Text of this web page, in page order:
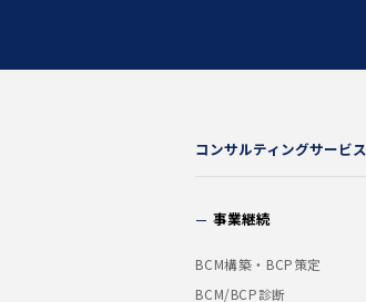
コンサルティングサービス
事業継続
BCM構築・BCP策定
BCM/BCP診断